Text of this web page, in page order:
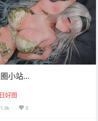
小站
好图
1.3k 0